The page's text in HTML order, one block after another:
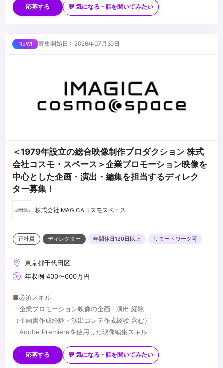
※選考結果やご実績に応じ、契約社員でのオファーとなる可能性が
あります（正社員登用制度あり）
・VTuber、ボカロ、歌ってみたなどインターネット音楽・二次元領
域に関する深い知見や興味関心
り扱い経験
...
応募する 💬 気になる・話を聞いてみたい
募集開始日 : 2026年07月30日
＜1979年設立の総合映像制作プロダクション 株式
会社コスモ・スペース＞企業プロモーション映像を
中心とした企画・演出・編集を担当するディレク
ター募集！
株式会社IMAGICAコスモスペース
正社員 ディレクター 年間休日120日以上 リモートワーク可
東京都千代田区
年収例 400〜600万円
■必須スキル
・企業プロモーション映像の企画・演出 経験
（企画書作成経験・演出コンテ作成経験 含む）
・Adobe Premiereを使用した映像編集スキル
・Adobe After Effectsを使用したモーショングラフィックの描画
スキル
応募する 💬 気になる・話を聞いてみたい